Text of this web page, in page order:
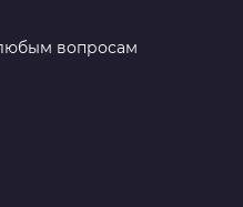
вопросам